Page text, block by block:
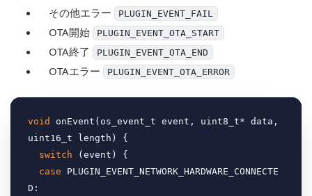
その他エラー
PLUGIN_EVENT_FAIL
OTA開始 PLUGIN_EVENT_OTA_START
OTA終了 PLUGIN_EVENT_OTA_END
OTAエラー PLUGIN_EVENT_OTA_ERROR
void
onEvent(os_event_t event, uint8_t* data,
uint16_t length) {
switch (event) {
case PLUGIN_EVENT_NETWORK_HARDWARE_CONNECTE
D: